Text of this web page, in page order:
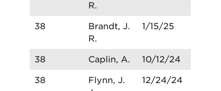
R.
38
Brandt, J.
R.
1/15/25
38 Caplin, A. 10/12/24
38
Flynn, J.
12/24/24